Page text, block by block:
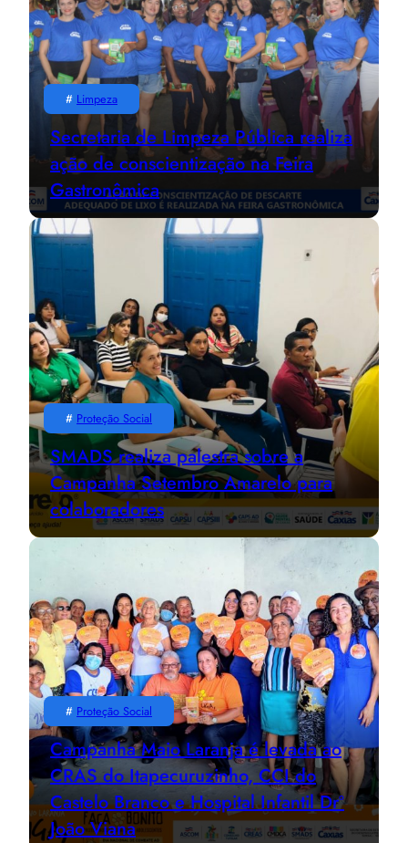
# Limpeza
Secretaria de Limpeza Pública realiza
ação de conscientização na Feira
Gastronômica
# Proteção Social
SMADS realiza palestra sobre a
Campanha Setembro Amarelo para
colaboradores
# Proteção Social
Campanha Maio Laranja é levada ao
CRAS do Itapecuruzinho, CCI do
Castelo Branco e Hospital Infantil Drº
João Viana